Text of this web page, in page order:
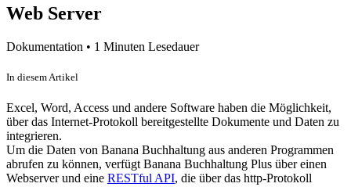
Web Server
Dokumentation • 1 Minuten Lesedauer
In diesem Artikel
Excel, Word, Access und andere Software haben die Möglichkeit,
über das Internet-Protokoll bereitgestellte Dokumente und Daten zu
integrieren.
Um die Daten von Banana Buchhaltung aus anderen Programmen
abrufen zu können, verfügt Banana Buchhaltung Plus über einen
Webserver und eine RESTful API, die über das http-Protokoll